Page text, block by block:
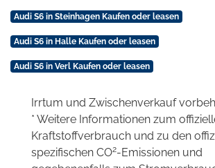
Audi S6 in Steinhagen Kaufen oder leasen
Audi S6 in Halle Kaufen oder leasen
Audi S6 in Verl Kaufen oder leasen
Irrtum und Zwischenverkauf
* Weitere Informationen zum
Kraftstoffverbrauch und zu den
spezifischen CO2-Emissionen und